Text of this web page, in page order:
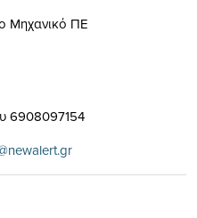
Μηχανικό ΠΕ
6908097154